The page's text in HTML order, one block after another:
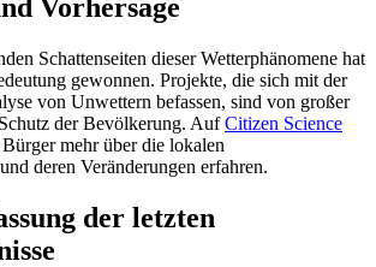
Vorhersage
Schattenseiten dieser Wetterphänomene hat
gewonnen. Projekte, die sich mit der
von Unwettern befassen, sind von großer
der Bevölkerung. AufCitizen Science
mehr über die lokalen
deren Veränderungen erfahren.
der letzten